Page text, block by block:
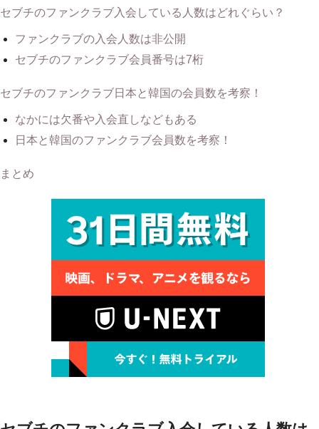
セブチのファンクラブ入会している人数はどれぐらい？
ファンクラブの入会人数は非公開
セブチのファンクラブ会員番号は7桁
セブチのファンクラブ日本と韓国の会員数を考察！
なかには欠番や入会直しなどもある
日本と韓国のファンクラブ会員数を考察！
まとめ